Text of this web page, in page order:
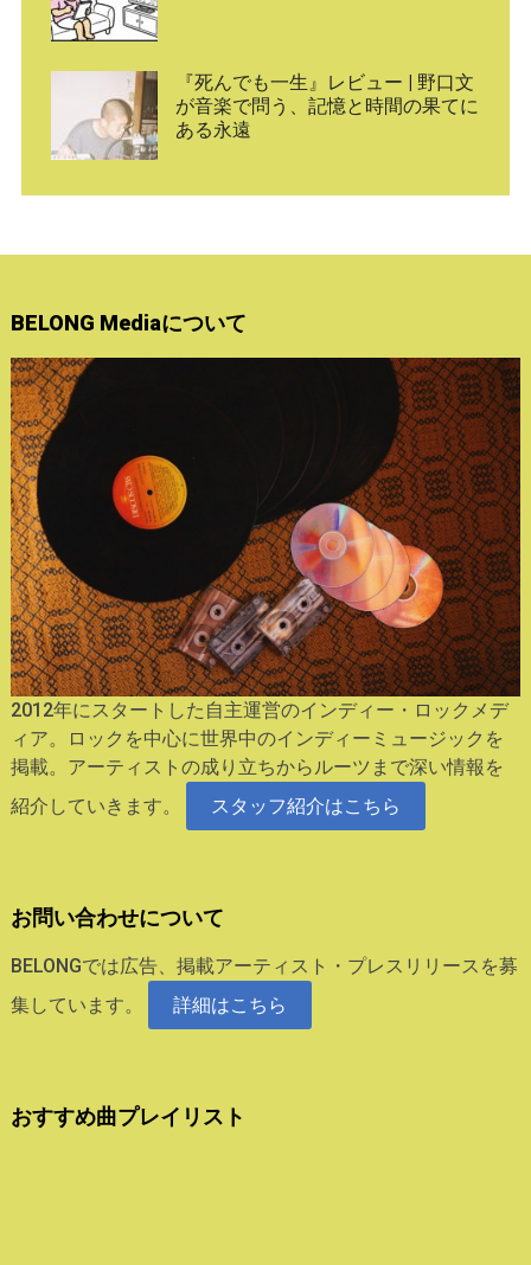
『死んでも一生』レビュー | 野口文
が音楽で問う、記憶と時間の果てに
ある永遠
BELONG Mediaについて
2012年にスタートした自主運営のインディー・ロックメデ
ィア。ロックを中心に世界中のインディーミュージックを
掲載。アーティストの成り立ちからルーツまで深い情報を
紹介していきます。
スタッフ紹介はこちら
お問い合わせについて
BELONGでは広告、掲載アーティスト・プレスリリースを募
集しています。
詳細はこちら
おすすめ曲プレイリスト